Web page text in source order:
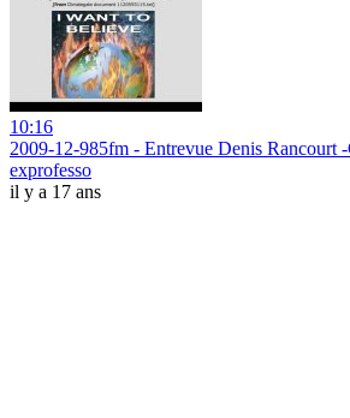
10:16
2009-12-985fm - Entrevue Denis Rancourt
exprofesso
il y a 17 ans